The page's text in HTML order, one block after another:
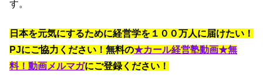
す。
日本を元気にするために経営学を１００万人に届けたい！
PJにご協力ください！ 無料の★カール経営塾動画★無
料！動画メルマガにご登録ください！